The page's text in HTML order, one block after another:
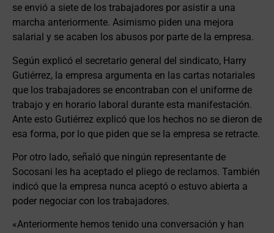
se envió a siete de los trabajadores por asistir a una
marcha anteriormente. Asimismo piden una mejora
salarial y se acaben los abusos por parte de la empresa.
Según explicó el secretario general del sindicato, Harry
Gutiérrez, la empresa argumenta en las cartas notariales
que los trabajadores se encontraban con el uniforme de
trabajo y en horario laboral durante esta manifestación.
Ante esto Gutiérrez explicó que los hechos no se dieron de
esa forma, por lo que piden que se la empresa se retracte.
Por otro lado, señaló que ningún representante de
Socosani les ha aceptado el pliego de reclamos. También
indicó que la empresa nunca aceptó o estuvo abierta a
poder negociar con los trabajadores.
«Anteriormente hemos tenido una conversación y han